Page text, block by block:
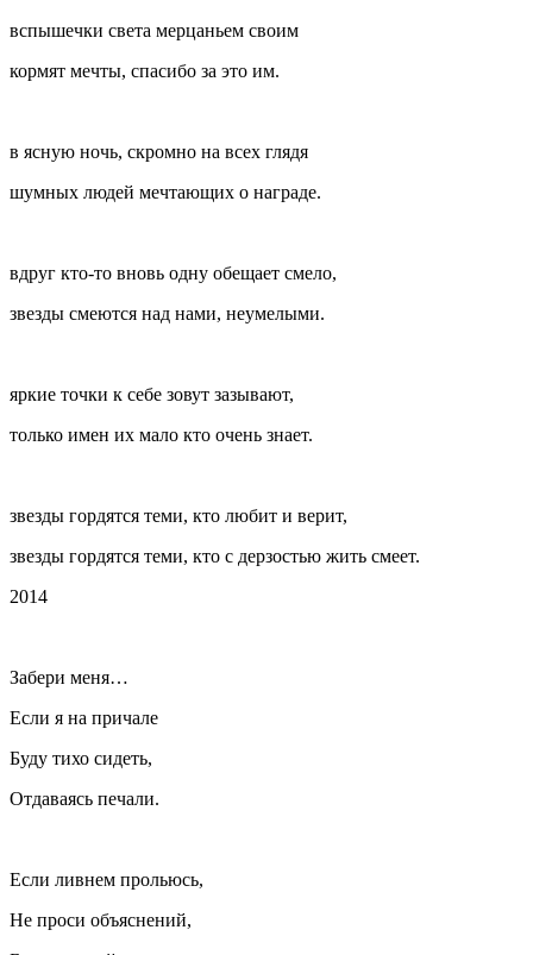
вспышечки света мерцаньем своим
кормят мечты, спасибо за это им.
в ясную ночь, скромно на всех глядя
шумных людей мечтающих о награде.
вдруг кто-то вновь одну обещает смело,
звезды смеются над нами, неумелыми.
яркие точки к себе зовут зазывают,
только имен их мало кто очень знает.
звезды гордятся теми, кто любит и верит,
звезды гордятся теми, кто с дерзостью жить смеет.
2014
Забери меня…
Если я на причале
Буду тихо сидеть,
Отдаваясь печали.
Если ливнем прольюсь,
Не проси объяснений,